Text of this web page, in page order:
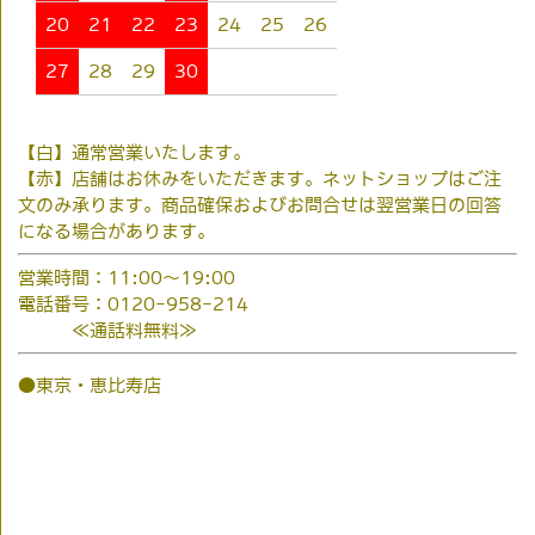
20 21 22 23 24 25 26
27 28 29 30
【白】通常営業いたします。
【赤】店舗はお休みをいただきます。ネットショップはご注
文のみ承ります。商品確保およびお問合せは翌営業日の回答
になる場合があります。
営業時間：11:00～19:00
電話番号：0120-958-214
≪通話料無料≫
●東京・恵比寿店